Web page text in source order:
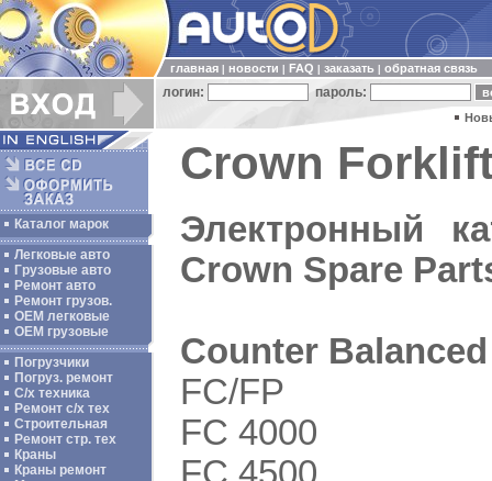
главная новости FAQ заказать обратная связь
логин: пароль:
Каталог марок
Легковые авто
Грузовые авто
Ремонт авто
Ремонт грузов.
ОЕМ легковые
OEM грузовые
Погрузчики
Погруз. ремонт
С/х техника
Ремонт с/х тех
Строительная
Ремонт стр. тех
Краны
Краны ремонт
Crown
Электронный
Crown Spare
Counter Balanced
FC/FP
FC 4000
FC 4500